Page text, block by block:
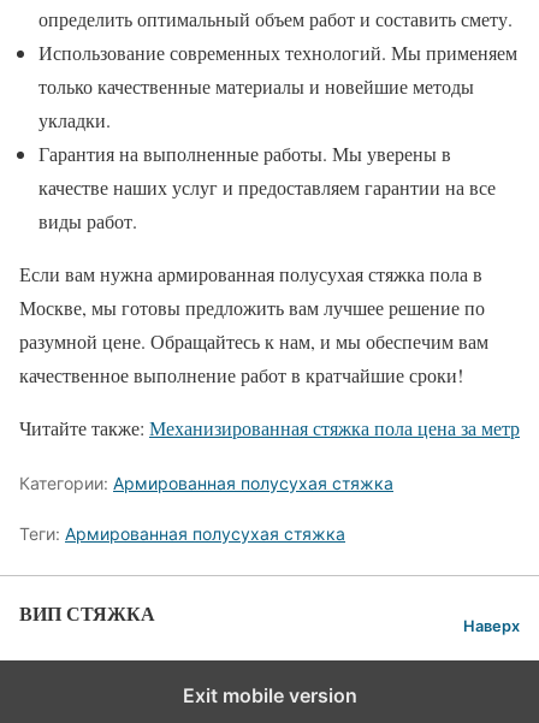
определить оптимальный объем работ и составить смету.
Использование современных технологий. Мы применяем
только качественные материалы и новейшие методы
укладки.
Гарантия на выполненные работы. Мы уверены в
качестве наших услуг и предоставляем гарантии на все
виды работ.
Если вам нужна армированная полусухая стяжка пола в
Москве, мы готовы предложить вам лучшее решение по
разумной цене. Обращайтесь к нам, и мы обеспечим вам
качественное выполнение работ в кратчайшие сроки!
Читайте также: Механизированная стяжка пола цена за метр
Категории: Армированная полусухая стяжка
Теги: Армированная полусухая стяжка
ВИП СТЯЖКА Наверх
Exit mobile version